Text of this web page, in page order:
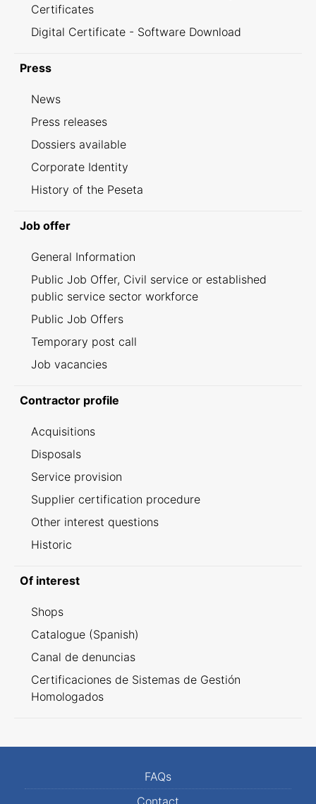
Certificates
Digital Certificate - Software Download
Press
News
Press releases
Dossiers available
Corporate Identity
History of the Peseta
Job offer
General Information
Public Job Offer, Civil service or established
public service sector workforce
Public Job Offers
Temporary post call
Job vacancies
Contractor profile
Acquisitions
Disposals
Service provision
Supplier certification procedure
Other interest questions
Historic
Of interest
Shops
Catalogue (Spanish)
Canal de denuncias
Certificaciones de Sistemas de Gestión
Homologados
FAQs
Contact